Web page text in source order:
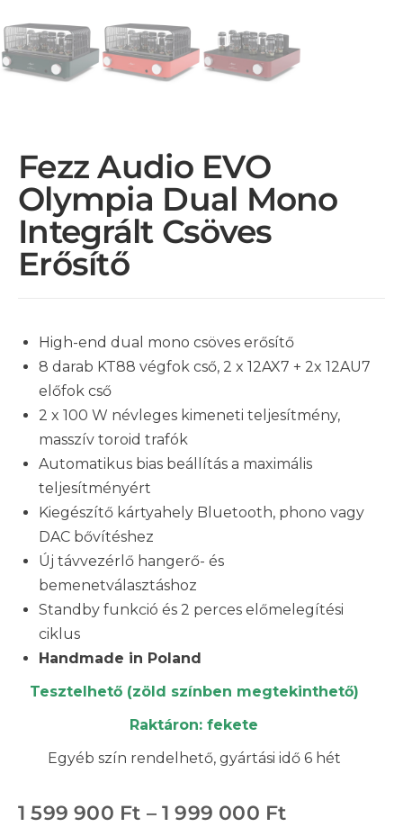
Fezz Audio EVO
Olympia Dual Mono
Integrált Csöves
Erősítő
High-end dual mono csöves erősítő
8 darab KT88 végfok cső, 2 x 12AX7 + 2x 12AU7
előfok cső
2 x 100 W névleges kimeneti teljesítmény,
masszív toroid trafók
Automatikus bias beállítás a maximális
teljesítményért
Kiegészítő kártyahely Bluetooth, phono vagy
DAC bővítéshez
Új távvezérlő hangerő- és
bemenetválasztáshoz
Standby funkció és 2 perces előmelegítési
ciklus
Handmade in Poland
Tesztelhető (zöld színben megtekinthető)
Raktáron: fekete
Egyéb szín rendelhető, gyártási idő 6 hét
1 599 900 Ft – 1 999 000 Ft